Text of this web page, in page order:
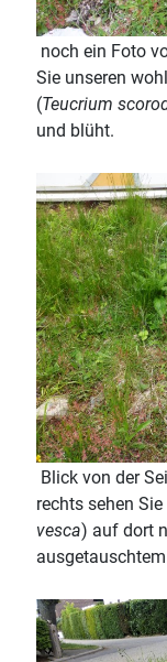
noch ein Foto
Sie unseren
(Teucrium
und blüht.
Blick von der
rechts sehen
vesca) auf dort